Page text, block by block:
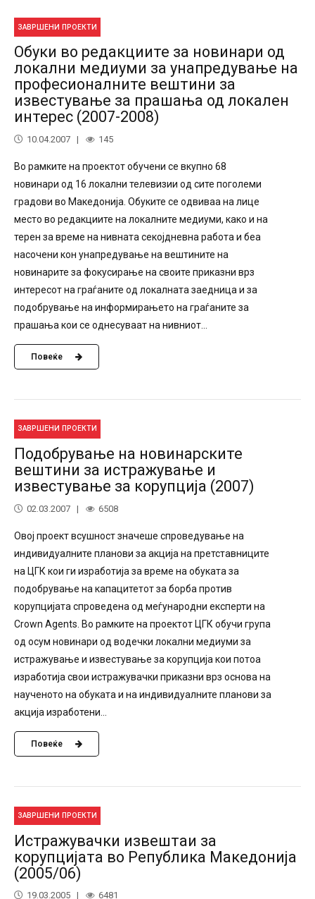
ЗАВРШЕНИ ПРОЕКТИ
Обуки во редакциите за новинари од
локални медиуми за унапредување на
професионалните вештини за
известување за прашања од локален
интерес (2007-2008)
10.04.2007 145
Во рамките на проектот обучени се вкупно 68
новинари од 16 локални телевизии од сите поголеми
градови во Македонија. Обуките се одвиваа на лице
место во редакциите на локалните медиуми, како и на
терен за време на нивната секојдневна работа и беа
насочени кон унапредување на вештините на
новинарите за фокусирање на своите приказни врз
интересот на граѓаните од локалната заедница и за
подобрување на информирањето на граѓаните за
прашања кои се однесуваат на нивниот...
Повеќе
ЗАВРШЕНИ ПРОЕКТИ
Подобрување на новинарските
вештини за истражување и
известување за корупција (2007)
02.03.2007 6508
Овој проект всушност значеше спроведување на
индивидуалните планови за акција на претставниците
на ЦГК кои ги изработија за време на обуката за
подобрување на капацитетот за борба против
корупцијата спроведена од меѓународни експерти на
Crown Agents. Во рамките на проектот ЦГК обучи група
од осум новинари од водечки локални медиуми за
истражување и известување за корупција кои потоа
изработија свои истражувачки приказни врз основа на
наученото на обуката и на индивидуалните планови за
акција изработени...
Повеќе
ЗАВРШЕНИ ПРОЕКТИ
Истражувачки извештаи за
корупцијата во Република Македонија
(2005/06)
19.03.2005 6481